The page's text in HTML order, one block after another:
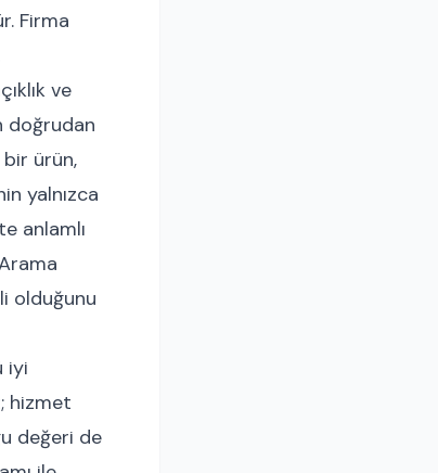
Firma
ve
doğrudan
bir ürün,
yalnızca
anlamlı
olduğunu
iyi
hizmet
değeri de